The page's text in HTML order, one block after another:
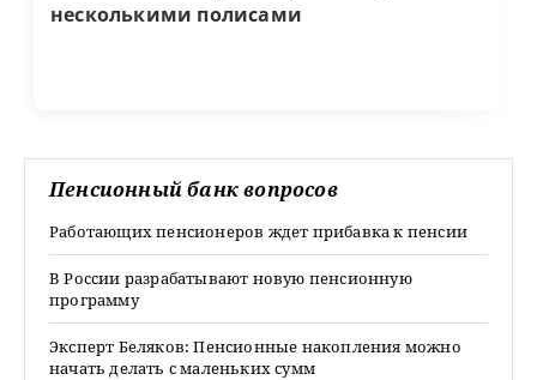
несколькими полисами
Пенсионный банк вопросов
Работающих пенсионеров ждет прибавка к пенсии
В России разрабатывают новую пенсионную
программу
Эксперт Беляков: Пенсионные накопления можно
начать делать с маленьких сумм